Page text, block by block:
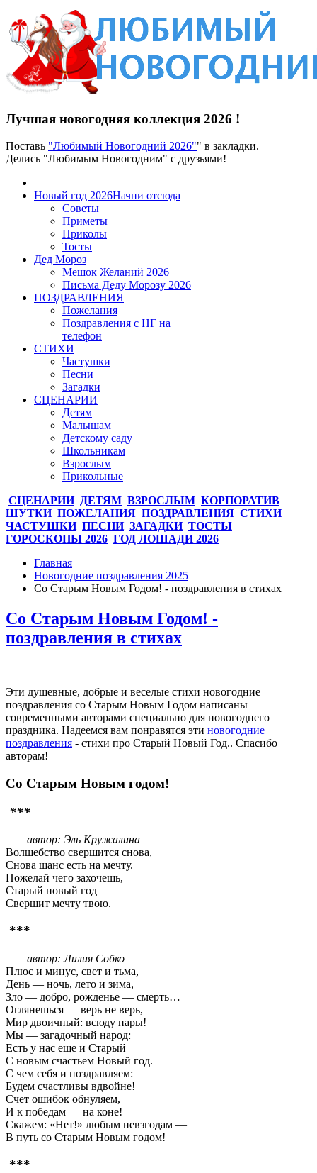
Лучшая новогодняя коллекция 2026 !
Поставь "Любимый Новогодний 2026"" в закладки.
Делись "Любимым Новогодним" с друзьями!
Новый год 2026Начни отсюда
Советы
Приметы
Приколы
Тосты
Дед Мороз
Мешок Желаний 2026
Письма Деду Морозу 2026
ПОЗДРАВЛЕНИЯ
Пожелания
Поздравления с НГ на
телефон
СТИХИ
Частушки
Песни
Загадки
СЦЕНАРИИ
Детям
Малышам
Детскому саду
Школьникам
Взрослым
Прикольные
СЦЕНАРИИ ДЕТЯМ ВЗРОСЛЫМ КОРПОРАТИВ
ШУТКИ ПОЖЕЛАНИЯ ПОЗДРАВЛЕНИЯ СТИХИ
ЧАСТУШКИ ПЕСНИ ЗАГАДКИ ТОСТЫ
ГОРОСКОПЫ 2026 ГОД ЛОШАДИ 2026
Главная
Новогодние поздравления 2025
Со Старым Новым Годом! - поздравления в стихах
Со Старым Новым Годом! -
поздравления в стихах
Эти душевные, добрые и веселые стихи новогодние
поздравления со Старым Новым Годом написаны
современными авторами специально для новогоднего
праздника. Надеемся вам понравятся эти новогодние
поздравления - стихи про Старый Новый Год.. Спасибо
авторам!
Со Старым Новым годом!
***
автор: Эль Кружалина
Волшебство свершится снова,
Снова шанс есть на мечту.
Пожелай чего захочешь,
Старый новый год
Свершит мечту твою.
***
автор: Лилия Собко
Плюс и минус, свет и тьма,
День — ночь, лето и зима,
Зло — добро, рожденье — смерть…
Оглянешься — верь не верь,
Мир двоичный: всюду пары!
Мы — загадочный народ:
Есть у нас еще и Старый
С новым счастьем Новый год.
С чем себя и поздравляем:
Будем счастливы вдвойне!
Счет ошибок обнуляем,
И к победам — на коне!
Скажем: «Нет!» любым невзгодам —
В путь со Старым Новым годом!
***